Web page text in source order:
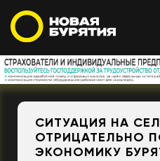
СИТУАЦИЯ НА
ОТРИЦАТЕЛЬНО
ЭКОНОМИКУ